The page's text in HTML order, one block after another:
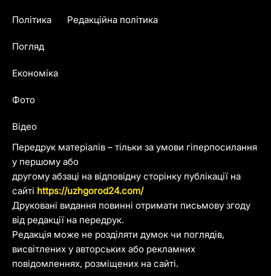
Передрук матеріалів – тільки за умови гіперпосилання
у першому або
другому абзаці на відповідну сторінку публікації на
сайті https://uzhgorod24.com/
Друковані видання повинні отримати письмову згоду
від редакції на передрук.
Редакція може не розділяти думок чи поглядів,
висвітлених у авторських або рекламних
повідомленнях, розміщених на сайті.
Політика
Погляд
Економіка
Фото
Відео
Редакційна політика